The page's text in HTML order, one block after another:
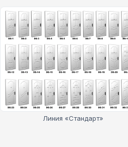
Линия «Стандарт»